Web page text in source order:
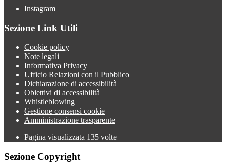
Instagram
Sezione Link Utili
Cookie policy
Note legali
Informativa Privacy
Ufficio Relazioni con il Pubblico
Dichiarazione di accessibilità
Obiettivi di accessibilità
Whistleblowing
Gestione consensi cookie
Amministrazione trasparente
Pagina visualizzata 135 volte
Sezione Copyright